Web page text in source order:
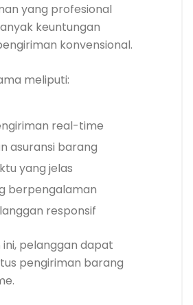
yang profesional
keuntungan
konvensional.
meliputi:
real-time
asuransi barang
yang jelas
berpengalaman
responsif
pelanggan dapat
pengiriman barang